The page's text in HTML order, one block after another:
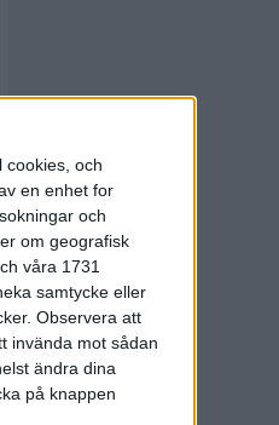
cookies, och
en enhet for
och
om geografisk
våra 1731
samtycke eller
Observera att
invända mot sådan
ändra dina
på knappen